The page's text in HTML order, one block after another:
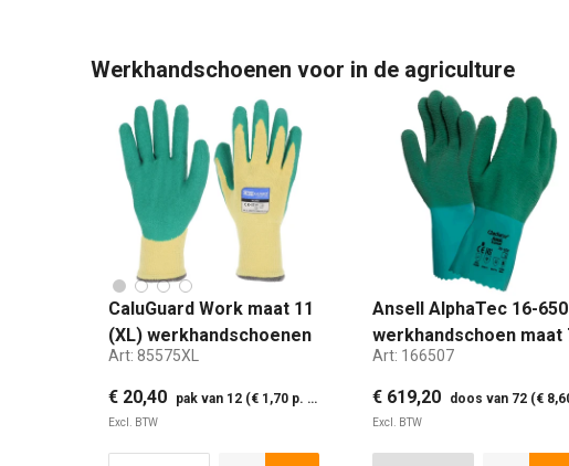
Werkhandschoenen voor in de agriculture
CaluGuard Work maat 11
(XL) werkhandschoenen
Art: 85575XL
€ 20,40 pak van 12 (€ 1,70 p. paar)
Excl. BTW
Ansell AlphaTec 16-650
werkhandschoen maat
Art: 166507
€ 619,20 doos van 72 (€ 8,60 p.
Excl. BTW